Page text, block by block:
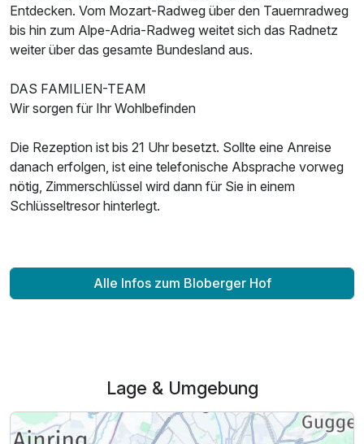
Entdecken. Vom Mozart-Radweg über den Tauernradweg
bis hin zum Alpe-Adria-Radweg weitet sich das Radnetz
weiter über das gesamte Bundesland aus.
DAS FAMILIEN-TEAM
Wir sorgen für Ihr Wohlbefinden
Die Rezeption ist bis 21 Uhr besetzt. Sollte eine Anreise
danach erfolgen, ist eine telefonische Absprache vorweg
nötig, Zimmerschlüssel wird dann für Sie in einem
Schlüsseltresor hinterlegt.
Alle Infos zum Bloberger Hof
Lage & Umgebung